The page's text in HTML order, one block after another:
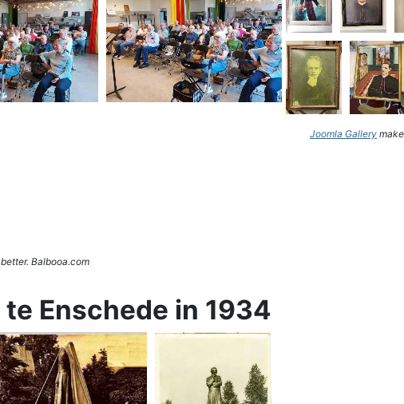
Balbooa.com
Joomla Gallery
Enschede in 1934